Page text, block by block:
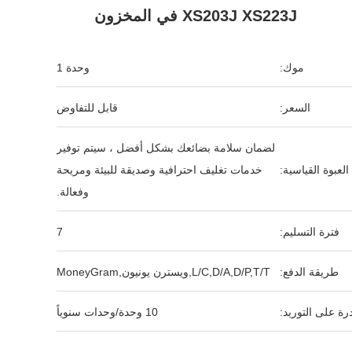
XS203J XS223J في المخزون
موك: وحدة 1
السعر: قابل للتفاوض
العبوة القياسية:
لضمان سلامة بضائعك بشكل أفضل ، سيتم توفير
خدمات تغليف احترافية وصديقة للبيئة ومريحة
وفعالة.
فترة التسليم: 7
طريقة الدفع: L/C,D/A,D/P,T/T,ويسترن يونيون,MoneyGram
على التوريد: 10 وحدة/وحدات سنوياً